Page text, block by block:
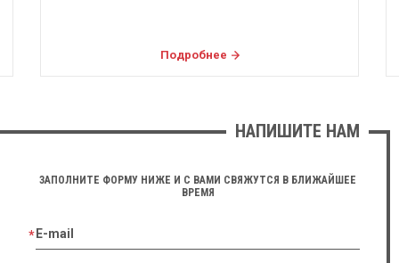
Подробнее
НАПИШИТЕ НАМ
ЗАПОЛНИТЕ ФОРМУ НИЖЕ И С ВАМИ СВЯЖУТСЯ В БЛИЖАЙШЕЕ
ВРЕМЯ
E-mail